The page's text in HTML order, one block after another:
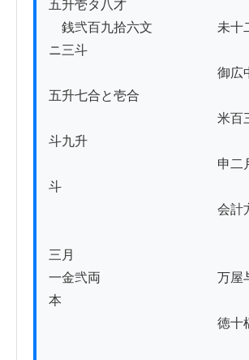
五升壱タ八才
銭弐百九拾六文　　　　　未十
ニ三斗
御広中ゟハ
五升七合と壱合
米百三拾九
斗九升
申二月薪当
斗
会計方ゟ
三月
一金弐両　　　　　　　　　万屋
本
徳十椹持